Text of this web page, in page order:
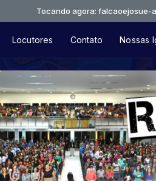
Tocando agora: falcaoejosue-amor-
Locutores Contato Nossas